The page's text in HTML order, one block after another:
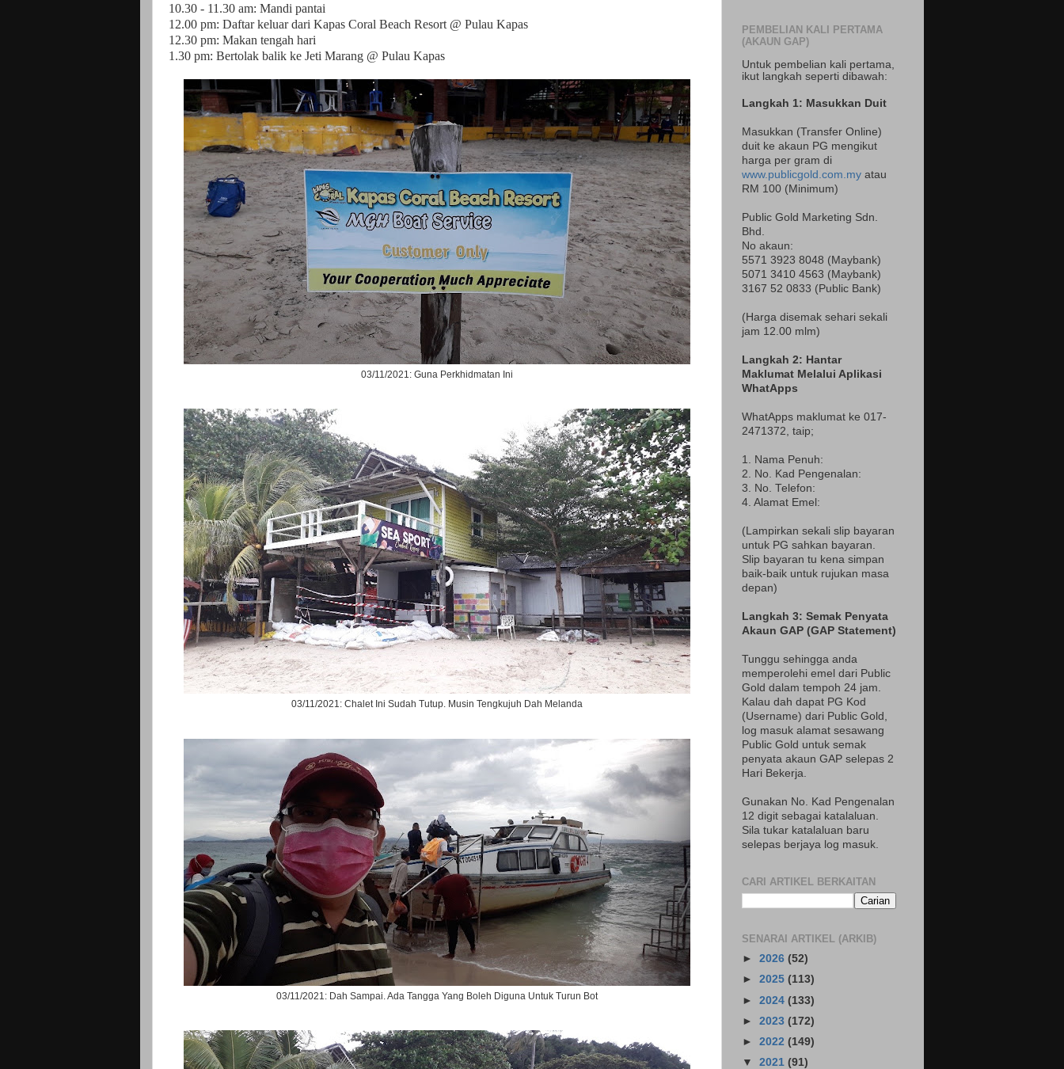
10.30 - 11.30 am: Mandi pantai
12.00 pm: Daftar keluar dari Kapas Coral Beach Resort @ Pulau Kapas
12.30 pm: Makan tengah hari
1.30 pm: Bertolak balik ke Jeti Marang @ Pulau Kapas
03/11/2021: Guna Perkhidmatan Ini
03/11/2021: Chalet Ini Sudah Tutup. Musin Tengkujuh Dah Melanda
03/11/2021: Dah Sampai. Ada Tangga Yang Boleh Diguna Untuk Turun Bot
PEMBELIAN KALI PERTAMA
(AKAUN GAP)
Untuk pembelian kali pertama,
ikut langkah seperti dibawah:
Langkah 1: Masukkan Duit
Masukkan (Transfer Online)
duit ke akaun PG mengikut
harga per gram di
www.publicgold.com.my atau
RM 100 (Minimum)
Public Gold Marketing Sdn.
Bhd.
No akaun:
5571 3923 8048 (Maybank)
5071 3410 4563 (Maybank)
3167 52 0833 (Public Bank)
(Harga disemak sehari sekali
jam 12.00 mlm)
Langkah 2: Hantar
Maklumat Melalui Aplikasi
WhatApps
WhatApps maklumat ke 017-
2471372 , taip;
1. Nama Penuh:
2. No. Kad Pengenalan:
3. No. Telefon:
4. Alamat Emel:
(Lampirkan sekali slip bayaran
untuk PG sahkan bayaran.
Slip bayaran tu kena simpan
baik-baik untuk rujukan masa
depan)
Langkah 3: Semak Penyata
Akaun GAP (GAP Statement)
Tunggu sehingga anda
memperolehi emel dari Public
Gold dalam tempoh 24 jam.
Kalau dah dapat PG Kod
(Username) dari Public Gold,
log masuk alamat sesawang
Public Gold untuk semak
penyata akaun GAP selepas 2
Hari Bekerja.
Gunakan No. Kad Pengenalan
12 digit sebagai katalaluan.
Sila tukar katalaluan baru
selepas berjaya log masuk.
CARI ARTIKEL BERKAITAN
SENARAI ARTIKEL (ARKIB)
► 2026 (52)
► 2025 (113)
► 2024 (133)
► 2023 (172)
► 2022 (149)
▼ 2021 (91)